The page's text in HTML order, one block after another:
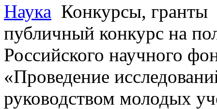
Наука Конкурсы, гранты
публичный конкурс на
Российского научного
«Проведение
руководством молодых